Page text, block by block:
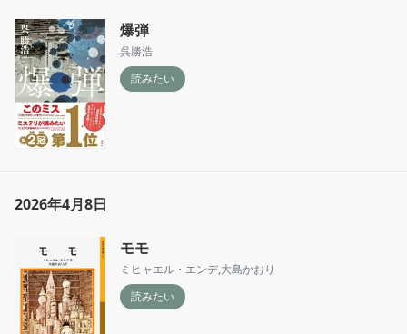
爆弾
呉勝浩
読みたい
2026年4月8日
モモ
ミヒャエル・エンデ,大島かおり
読みたい